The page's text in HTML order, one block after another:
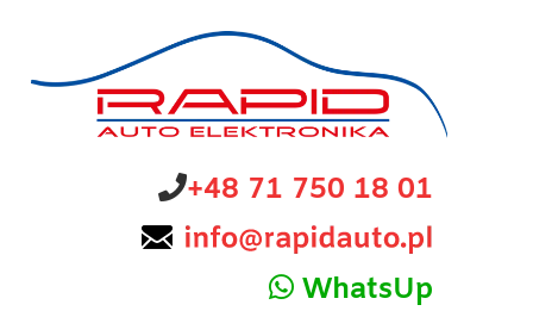
content
Rapid
Auto
+48 71 750 18 01
WhatsUp